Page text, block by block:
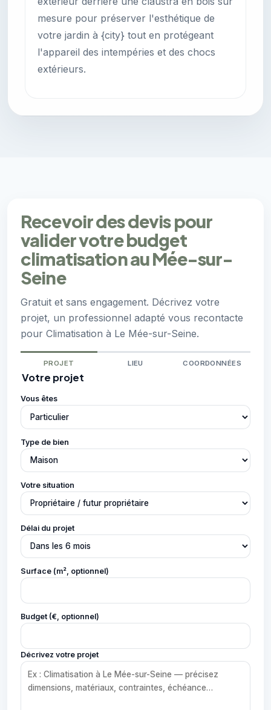
mesure pour préserver l'esthétique de
votre jardin à {city} tout en protégeant
l'appareil des intempéries et des chocs
extérieurs.
Recevoir des devis pour
valider votre budget
climatisation au Mée-sur-
Seine
Gratuit et sans engagement. Décrivez votre
projet, un professionnel adapté vous recontacte
pour Climatisation à Le Mée-sur-Seine.
PROJET LIEU COORDONNÉES
Votre projet
Vous êtes
Type de bien
Votre situation
Délai du projet
Surface (m², optionnel)
Budget (€, optionnel)
Décrivez votre projet